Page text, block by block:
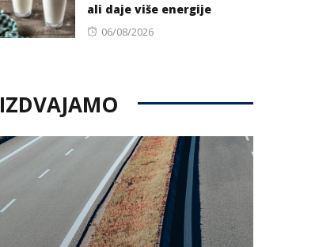
ali daje više energije
Posted
06/08/2026
IZDVAJAMO